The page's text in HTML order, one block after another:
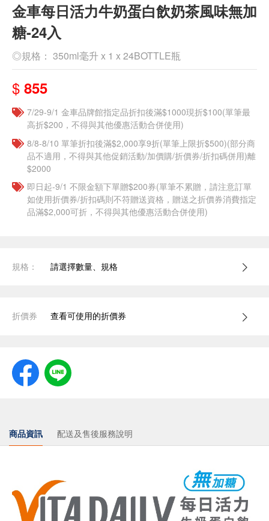
金車每日活力牛奶蛋白飲奶茶風味無加
糖-24入
◎規格： 350ml毫升 x 1 x 24BOTTLE瓶
$ 855
7/29-9/1 金車品牌館指定品折扣後滿$1000現折$100(單筆最
高折$200，不得與其他優惠活動合併使用)
8/8-8/10 單筆折扣後滿$2,000享9折(單筆上限折$500)(部分商
品不適用，不得與其他促銷活動/加價購/折價券/折扣碼併用)離
$2000
即日起-9/1 不限金額下單贈$200券(單筆不累贈，請注意訂單
如使用折價券/折扣碼則不符贈送資格，贈送之折價券消費指定
品滿$2,000可折，不得與其他優惠活動合併使用)
規格： 請選擇數量、規格
折價券 查看可使用的折價券
商品資訊 配送及售後服務說明